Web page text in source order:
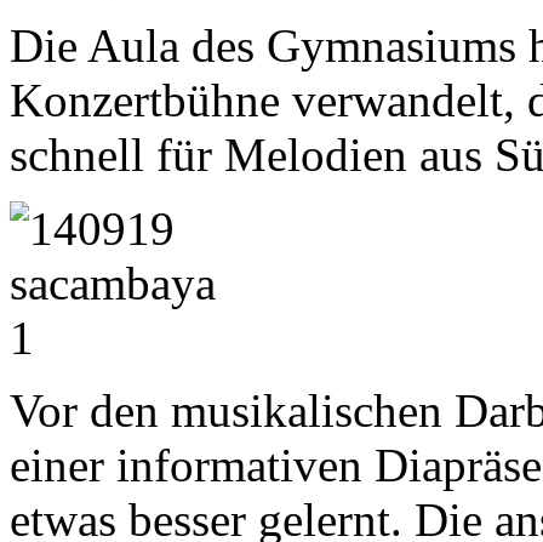
Die Aula des Gymnasiums
Konzertbühne verwandelt,
schnell für Melodien aus
Vor den musikalischen
einer informativen
etwas besser gelernt. Die